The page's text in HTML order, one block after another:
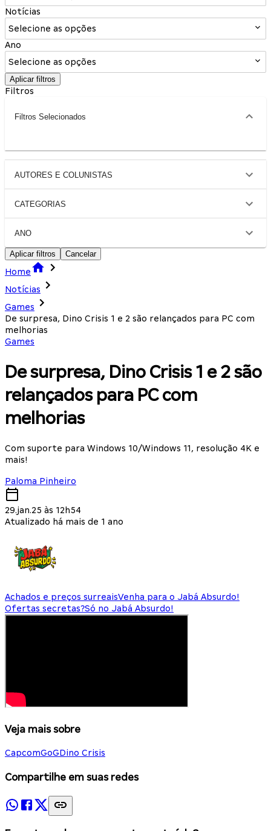
Notícias
Selecione as opções
Ano
Selecione as opções
Aplicar filtros
Filtros
Filtros Selecionados
AUTORES E COLUNISTAS
CATEGORIAS
ANO
Aplicar filtros Cancelar
Home
Notícias
Games
De surpresa, Dino Crisis 1 e 2 são relançados para PC com
melhorias
Games
De surpresa, Dino Crisis 1 e 2 são
relançados para PC com
melhorias
Com suporte para Windows 10/Windows 11, resolução 4K e
mais!
Paloma Pinheiro
29.jan.25 às 12h54
Atualizado há mais de 1 ano
Achados e preços surreaisVenha para o Jabá Absurdo!
Ofertas secretas?Só no Jabá Absurdo!
Veja mais sobre
CapcomGoGDino Crisis
Compartilhe em suas redes